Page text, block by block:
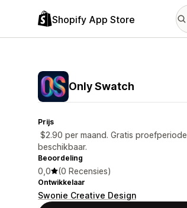
Shopify App Store
Only Swatch
Prijs
$2.90 per maand. Gratis proefperiode
beschikbaar.
Beoordeling
0,0 (0 Recensies)
Ontwikkelaar
Swonie Creative Design